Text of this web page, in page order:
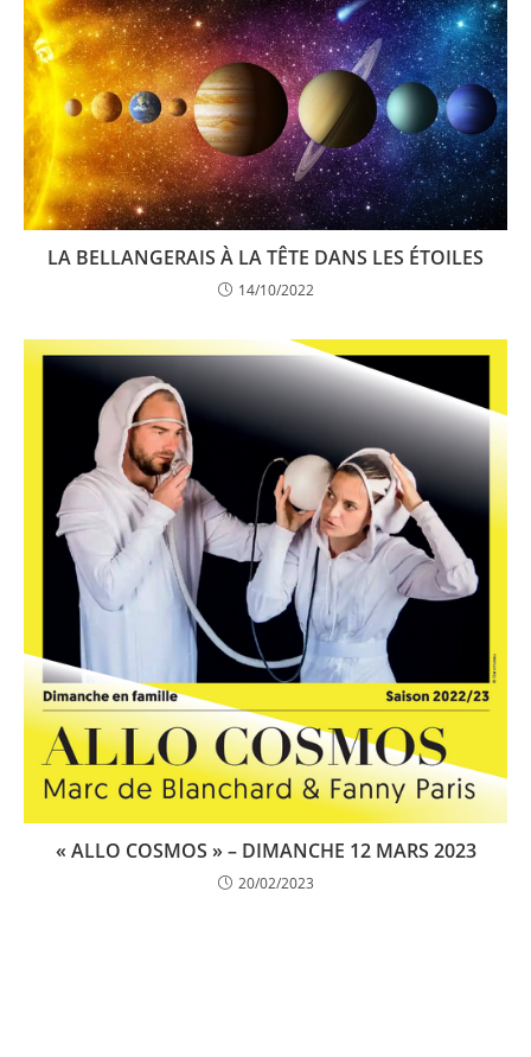
LA BELLANGERAIS À LA TÊTE DANS LES ÉTOILES
14/10/2022
« ALLO COSMOS » – DIMANCHE 12 MARS 2023
20/02/2023